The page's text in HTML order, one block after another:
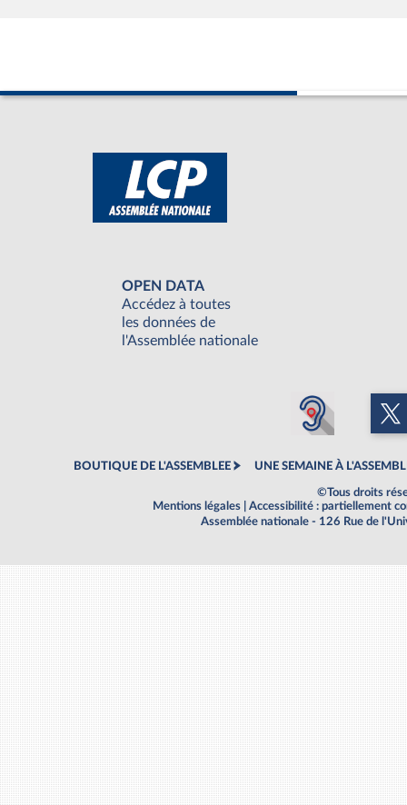
OPEN DATA
Accédez à toutes
les données de
l'Assemblée nationale
BOUTIQUE DE L'ASSEMBLEE UNE SEMAINE À
©Tous droits
Mentions légales
Accessibilité : partiellement
Assemblée nationale - 126 Rue de